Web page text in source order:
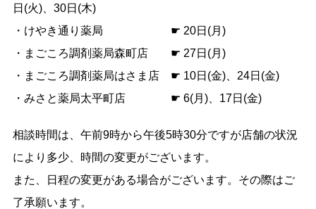
日(火)、30日(木)
・けやき通り薬局 ☛ 20日(月)
・まごころ調剤薬局森町店 ☛ 27日(月)
・まごころ調剤薬局はさま店 ☛ 10日(金)、24日(金)
・みさと薬局太平町店 ☛ 6(月)、17日(金)
相談時間は、午前9時から午後5時30分ですが店舗の状況
により多少、時間の変更がございます。
また、日程の変更がある場合がございます。その際はご
了承願います。